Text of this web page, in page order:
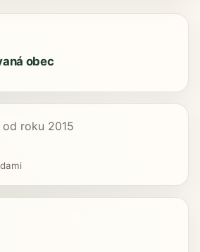
obec
roku 2015